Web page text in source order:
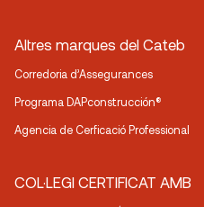
Altres marques del Cateb
Corredoria d’Assegurances
Programa DAPconstrucción®
Agencia de Cerficació Professional
COL·LEGI CERTIFICAT AMB